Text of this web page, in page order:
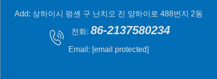
Add: 상하이시 펑셴 구 난치오 진 양하이로 488번지 2동
전화: 86-2137580234
Email: [email protected]